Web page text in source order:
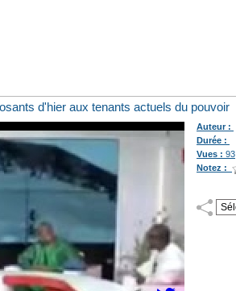
d'hier aux tenants actuels du pouvoir
Auteur :
Durée :
Vues : 93
Notez :